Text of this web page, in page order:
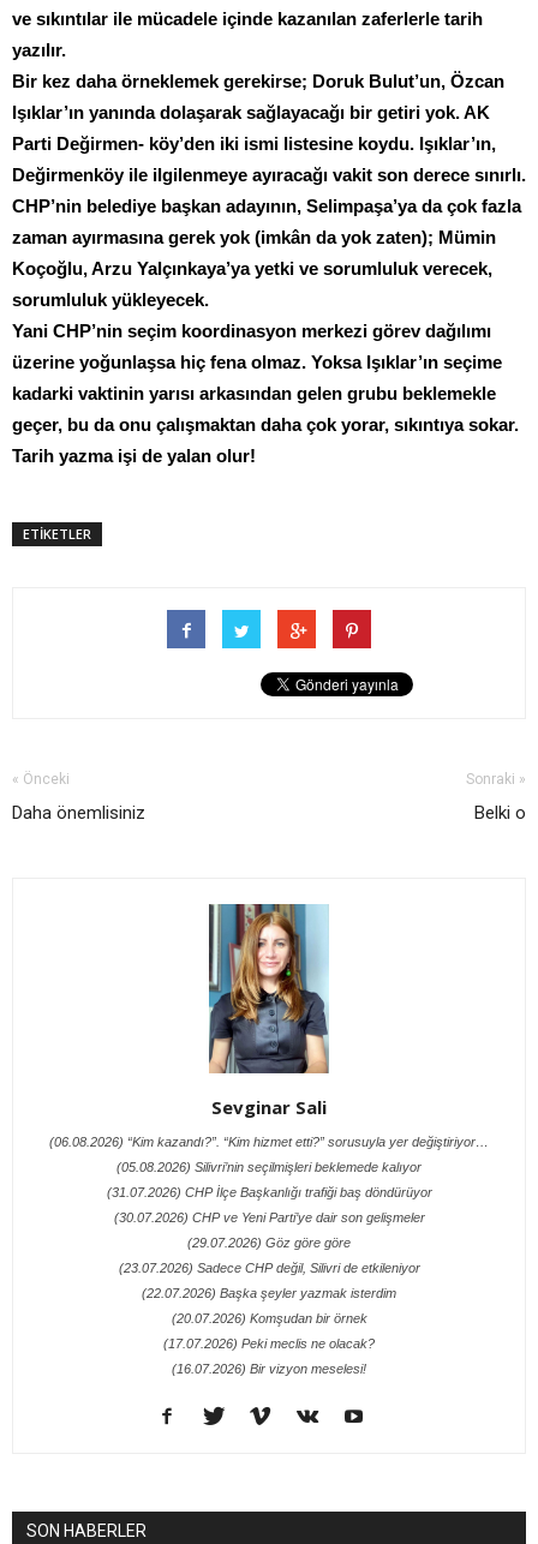
ve sıkıntılar ile mücadele içinde kazanılan zaferlerle tarih
yazılır.
Bir kez daha örneklemek gerekirse; Doruk Bulut’un, Özcan
Işıklar’ın yanında dolaşarak sağlayacağı bir getiri yok. AK
Parti Değirmen- köy’den iki ismi listesine koydu. Işıklar’ın,
Değirmenköy ile ilgilenmeye ayıracağı vakit son derece sınırlı.
CHP’nin belediye başkan adayının, Selimpaşa’ya da çok fazla
zaman ayırmasına gerek yok (imkân da yok zaten); Mümin
Koçoğlu, Arzu Yalçınkaya’ya yetki ve sorumluluk verecek,
sorumluluk yükleyecek.
Yani CHP’nin seçim koordinasyon merkezi görev dağılımı
üzerine yoğunlaşsa hiç fena olmaz. Yoksa Işıklar’ın seçime
kadarki vaktinin yarısı arkasından gelen grubu beklemekle
geçer, bu da onu çalışmaktan daha çok yorar, sıkıntıya sokar.
Tarih yazma işi de yalan olur!
ETİKETLER
« Önceki
Daha önemlisiniz
Sonraki »
Belki o
Sevginar Sali
(06.08.2026) “Kim kazandı?”. “Kim hizmet etti?” sorusuyla yer değiştiriyor…
(05.08.2026) Silivri’nin seçilmişleri beklemede kalıyor
(31.07.2026) CHP İlçe Başkanlığı trafiği baş döndürüyor
(30.07.2026) CHP ve Yeni Parti’ye dair son gelişmeler
(29.07.2026) Göz göre göre
(23.07.2026) Sadece CHP değil, Silivri de etkileniyor
(22.07.2026) Başka şeyler yazmak isterdim
(20.07.2026) Komşudan bir örnek
(17.07.2026) Peki meclis ne olacak?
(16.07.2026) Bir vizyon meselesi!
SON HABERLER